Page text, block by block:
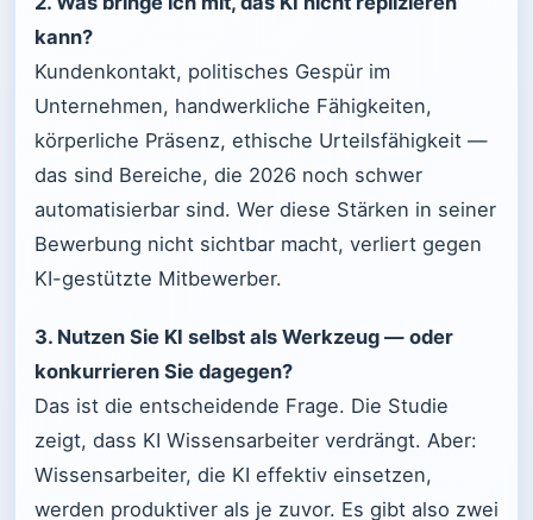
kann?
Kundenkontakt, politisches Gespür im
Unternehmen, handwerkliche Fähigkeiten,
körperliche Präsenz, ethische Urteilsfähigkeit —
das sind Bereiche, die 2026 noch schwer
automatisierbar sind. Wer diese Stärken in seiner
Bewerbung nicht sichtbar macht, verliert gegen
KI-gestützte Mitbewerber.
3. Nutzen Sie KI selbst als Werkzeug — oder
konkurrieren Sie dagegen?
Das ist die entscheidende Frage. Die Studie
zeigt, dass KI Wissensarbeiter verdrängt. Aber:
Wissensarbeiter, die KI effektiv einsetzen,
werden produktiver als je zuvor. Es gibt also zwei